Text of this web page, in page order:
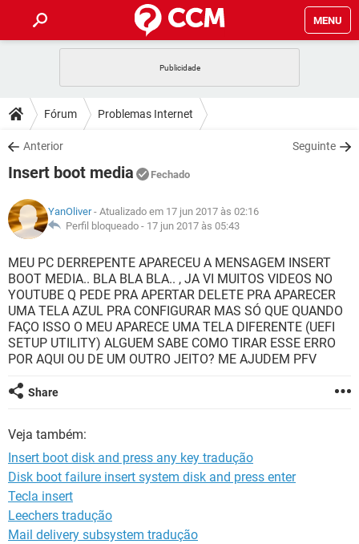
MENU
CELULAR FACEBOOK
OUTLOOK
INSTAGRAM
GUIA DE COMPRAS
DICAS
JOGOS WHATSAPP
INSTAGRAM GMAIL
GUIA DE COMPRAS
DOWNLOADS
JOGOS
CELULAR
OUTLOOK EXCEL
INSTAGRAM GMAIL
GUIA DE COMPRAS
JOGOS WHATSAPP
CELULAR
OUTLOOK EXCEL
INSTAGRAM GMAIL
GUIA DE COMPRAS
GLOSSÁRIO
JOGOS WHATSAPP
CELULAR FACEBOOK
OUTLOOK EXCEL
INSTAGRAM GMAIL
GUIA DE COMPRAS
Fórum Problemas Internet
Anterior Seguinte
Insert boot media Fechado
YanOliver- Atualizado em 17 jun 2017 às 02:16
Perfil bloqueado - 17 jun 2017 às 05:43
MEU PC DERREPENTE APARECEU A MENSAGEM INSERT
BOOT MEDIA.. BLA BLA BLA.. , JA VI MUITOS VIDEOS NO
YOUTUBE Q PEDE PRA APERTAR DELETE PRA APARECER
UMA TELA AZUL PRA CONFIGURAR MAS SÓ QUE QUANDO
FAÇO ISSO O MEU APARECE UMA TELA DIFERENTE (UEFI
SETUP UTILITY) ALGUEM SABE COMO TIRAR ESSE ERRO
POR AQUI OU DE UM OUTRO JEITO? ME AJUDEM PFV
Share
Veja também:
Insert boot disk and press any key tradução
Disk boot failure insert system disk and press enter
Tecla insert
Leechers tradução
Mail delivery subsystem tradução